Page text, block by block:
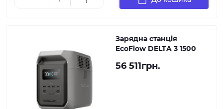
Зарядна станція
EcoFlow DELTA 3 1500
56 511грн.